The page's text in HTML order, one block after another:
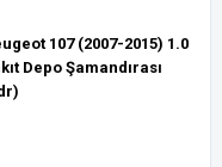
107 (2007-2015) 1.0
Depo Şamandırası